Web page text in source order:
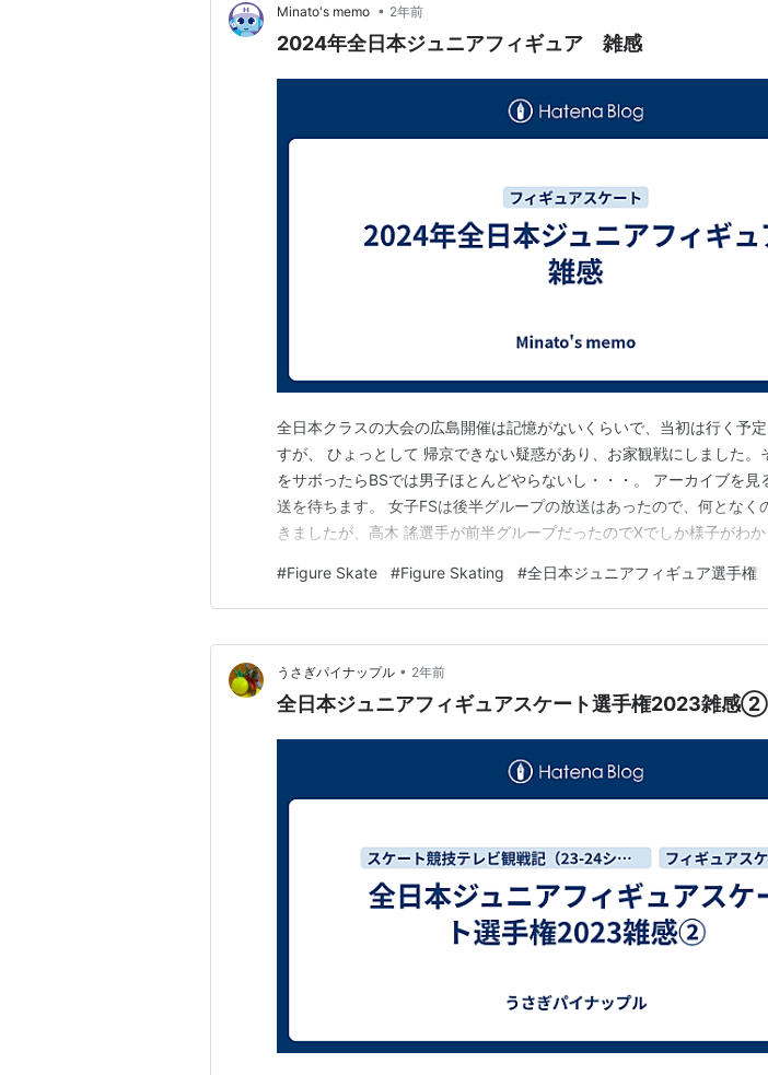
Minato's memo • 2年前
2024年全日本ジュニアフィギュア 雑感
全日本クラスの大会の広島開催は記憶がないくらいで、当初は行く予
すが、 ひょっとして 帰京できない疑惑があり、お家観戦にしました。
をサボったらBSでは男子ほとんどやらないし・・・。 アーカイブを見
送を待ちます。 女子FSは後半グループの放送はあったので、何となく
きましたが、高木 謠選手が前半グループだったのでXでしか様子がわか
し、表現が明確だし技術の繋ぎはもりもりなのに上手いとと贔屓丸出し
すが、今回の2位、和田薫子選手の、名古屋、…
#Figure Skate #Figure Skating #全日本ジュニアフィギュア選手権
うさぎパイナップル • 2年前
全日本ジュニアフィギュアスケート選手権2023雑感②